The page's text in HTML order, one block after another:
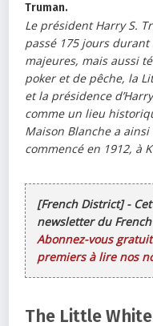
Truman.
Le président Harry S.
passé 175 jours
majeures, mais aussi
poker et de pêche, la
et la présidence
comme un lieu
Maison Blanche a
commencé en 1912, à
[French District] -
newsletter du
Abonnez-vous
premiers à lire nos
The Little